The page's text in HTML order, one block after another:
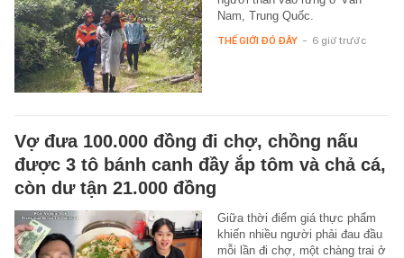
Nam, Trung Quốc.
THẾ GIỚI ĐÓ ĐÂY - 6 giờ trước
Vợ đưa 100.000 đồng đi chợ, chồng nấu
được 3 tô bánh canh đầy ắp tôm và chả cá,
còn dư tận 21.000 đồng
Giữa thời điểm giá thực phẩm
khiến nhiều người phải đau đầu
mỗi lần đi chợ, một chàng trai ở